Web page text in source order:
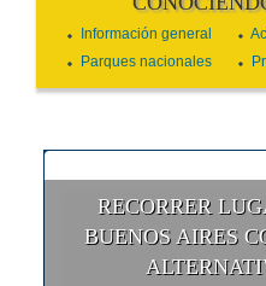
Información general
Parques nacionales
RECORRER
BUENOS AIRES